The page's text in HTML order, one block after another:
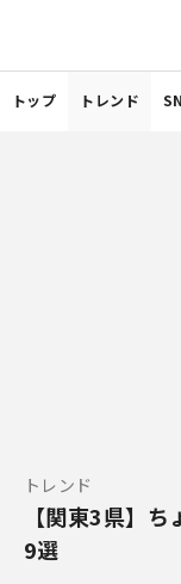
トップ トレンド
トレンド
【関東3県】
9選